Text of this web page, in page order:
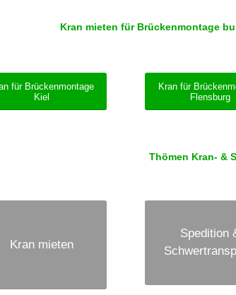
Kran mieten für Brückenmontage
für Brückenmontage
Kiel
Kran für
Flensburg
Thömen Kran- &
Kran mieten
Spedition